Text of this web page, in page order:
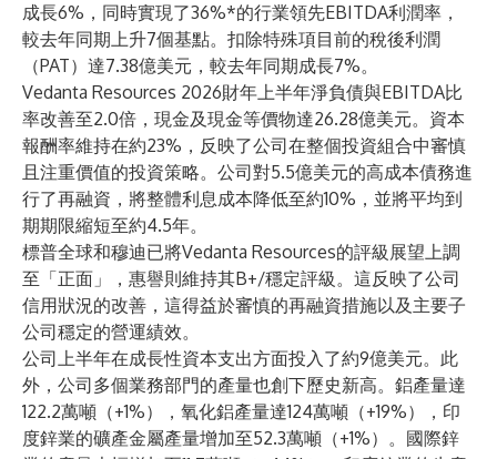
成長6%，同時實現了36%*的行業領先EBITDA利潤率，
較去年同期上升7個基點。扣除特殊項目前的稅後利潤
（PAT）達7.38億美元，較去年同期成長7%。
Vedanta Resources 2026財年上半年淨負債與EBITDA比
率改善至2.0倍，現金及現金等價物達26.28億美元。資本
報酬率維持在約23%，反映了公司在整個投資組合中審慎
且注重價值的投資策略。公司對5.5億美元的高成本債務進
行了再融資，將整體利息成本降低至約10%，並將平均到
期期限縮短至約4.5年。
標普全球和穆迪已將Vedanta Resources的評級展望上調
至「正面」，惠譽則維持其B+/穩定評級。這反映了公司
信用狀況的改善，這得益於審慎的再融資措施以及主要子
公司穩定的營運績效。
公司上半年在成長性資本支出方面投入了約9億美元。此
外，公司多個業務部門的產量也創下歷史新高。鋁產量達
122.2萬噸（+1%），氧化鋁產量達124萬噸（+19%），印
度鋅業的礦產金屬產量增加至52.3萬噸（+1%）。國際鋅